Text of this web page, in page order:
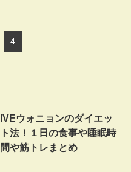
IVEウォニョンのダイエッ
ト法！１日の食事や睡眠時
間や筋トレまとめ